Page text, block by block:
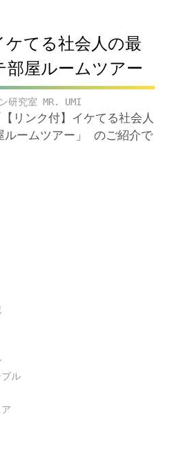
ケてる社会人の最
屋ルームツアー
研究室 MR. UMI
リンク付】イケてる社会人
ルームツアー」 のご紹介で
ル